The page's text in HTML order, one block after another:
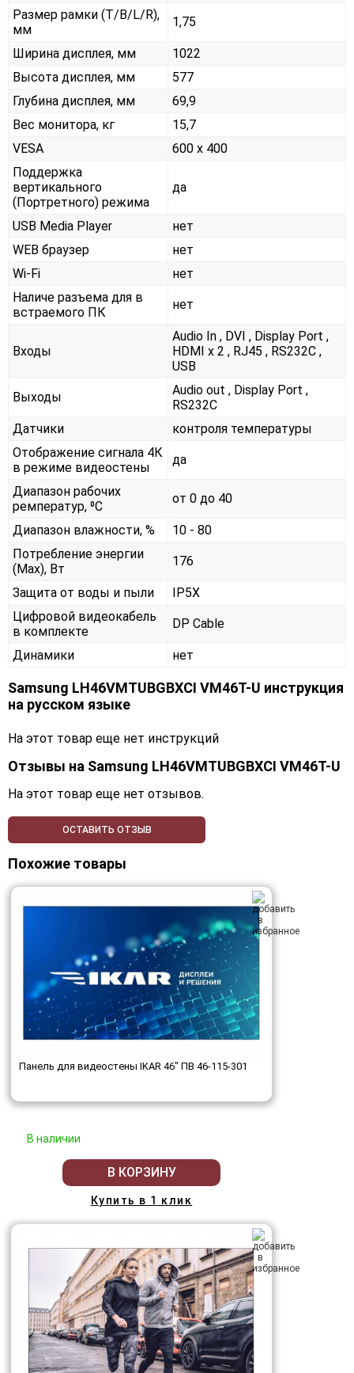
Размер рамки (T/B/L/R),
мм
1,75
Ширина дисплея, мм
1022
Высота дисплея, мм
577
Глубина дисплея, мм
69,9
Вес монитора, кг
15,7
VESA
600 x 400
Поддержка
вертикального
(Портретного) режима
да
USB Media Player
нет
WEB браузер
нет
Wi-Fi
нет
Наличе разъема для в
встраемого ПК
нет
Входы
Audio In , DVI , Display Port ,
HDMI x 2 , RJ45 , RS232С ,
USB
Выходы
Audio out , Display Port ,
RS232С
Датчики
контроля температуры
Отображение сигнала 4К
в режиме видеостены
да
Диапазон рабочих
ремператур, ⁰С
от 0 до 40
Диапазон влажности, %
10 - 80
Потребление энергии
(Max), Вт
176
Защита от воды и пыли
IP5X
Цифровой видеокабель
в комплекте
DP Cable
Динамики нет
Samsung LH46VMTUBGBXCI VM46T-U инструкция
на русском языке
На этот товар еще нет инструкций
Отзывы на Samsung LH46VMTUBGBXCI VM46T-U
На этот товар еще нет отзывов.
ОСТАВИТЬ ОТЗЫВ
Похожие товары
Панель для видеостены IKAR 46" ПВ 46-115-301
В наличии
В КОРЗИНУ
Купить в 1 клик